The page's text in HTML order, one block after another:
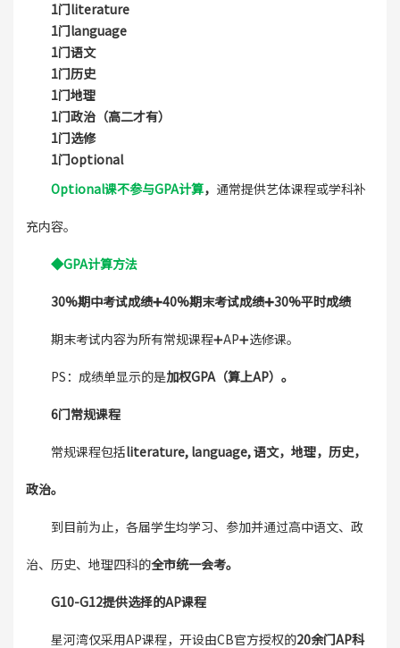
1门literature
1门language
1门语文
1门历史
1门地理
1门政治（高二才有）
1门选修
1门optional
Optional课不参与GPA计算， 通常提供艺体课程或学科补
充内容。
◆GPA计算方法
30%期中考试成绩➕40%期末考试成绩➕30%平时成绩
期末考试内容为所有常规课程➕AP➕选修课。
PS：成绩单显示的是加权GPA（算上AP）。
6门常规课程
常规课程包括literature, language, 语文，地理，历史，
政治。
到目前为止，各届学生均学习、参加并通过高中语文、政
治、历史、地理四科的全市统一会考。
G10-G12提供选择的AP课程
星河湾仅采用AP课程，开设由CB官方授权的20余门AP科